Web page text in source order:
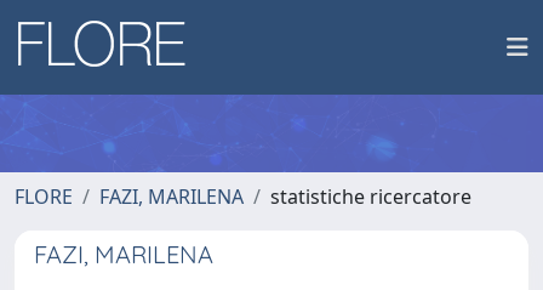
FLORE FAZI, MARILENA statistiche ricercatore
FAZI, MARILENA